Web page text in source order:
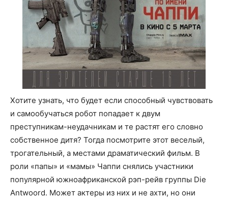
Хотите узнать, что будет если способный чувствовать
и самообучаться робот попадает к двум
преступникам-неудачникам и те растят его словно
собственное дитя? Тогда посмотрите этот веселый,
трогательный, а местами драматический фильм. В
роли «папы» и «мамы» Чаппи снялись участники
популярной южноафриканской рэп-рейв группы Die
Antwoord. Может актеры из них и не ахти, но они